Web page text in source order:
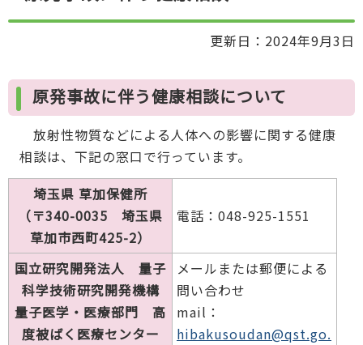
こ
ら
更新日：2024年9月3日
原発事故に伴う健康相談について
放射性物質などによる人体への影響に関する健康
相談は、下記の窓口で行っています。
埼玉県 草加保健所
（〒340-0035 埼玉県
草加市西町425-2）
電話：048-925-1551
国立研究開発法人 量子
科学技術研究開発機構
量子医学・医療部門 高
度被ばく医療センター
メールまたは郵便による
問い合わせ
mail：
hibakusoudan@qst.go.